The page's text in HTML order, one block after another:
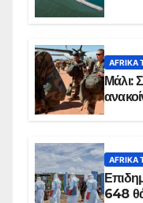
AFRIKA
Μάλι:
AFRIKA
648